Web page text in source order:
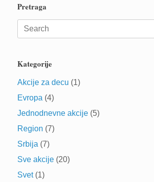
Pretraga
Search
for:
Kategorije
Akcije za decu (1)
Evropa (4)
Jednodnevne akcije (5)
Region (7)
Srbija (7)
Sve akcije (20)
Svet(1)